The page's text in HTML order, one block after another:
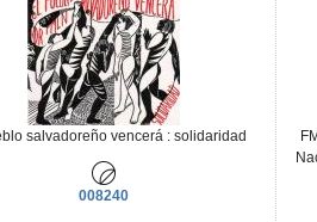
salvadoreño vencerá : solidaridad
008240